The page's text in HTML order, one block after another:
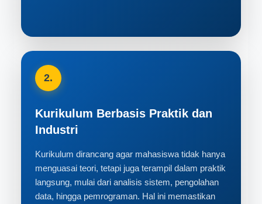
2.
Kurikulum Berbasis Praktik dan
Industri
Kurikulum dirancang agar mahasiswa tidak hanya
menguasai teori, tetapi juga terampil dalam praktik
langsung, mulai dari analisis sistem, pengolahan
data, hingga pemrograman. Hal ini memastikan